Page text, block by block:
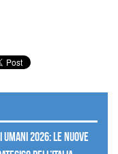
UMANI 2026: LE NUOVE